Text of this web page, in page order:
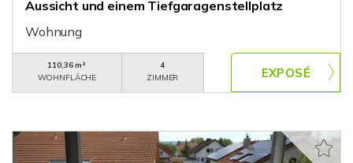
Aussicht und einem Tiefgaragenstellplatz
Wohnung
110,36 m²
WOHNFLÄCHE
4
ZIMMER